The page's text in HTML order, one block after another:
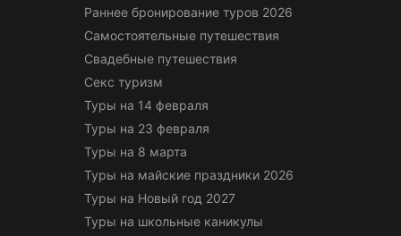
Раннее бронирование туров 2026
Самостоятельные путешествия
Свадебные путешествия
Секс туризм
Туры на 14 февраля
Туры на 23 февраля
Туры на 8 марта
Туры на майские праздники 2026
Туры на Новый год 2027
Туры на школьные каникулы